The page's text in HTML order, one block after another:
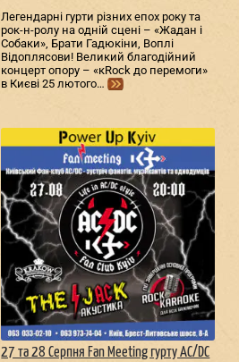
Легендарні гурти різних епох року та
рок-н-ролу на одній сцені – «Жадан і
Собаки», Брати Гадюкіни, Воплі
Відоплясови! Великий благодійний
концерт опору – «кRock до перемоги»
в Києві 25 лютого…
27 та 28 Серпня Fan Meeting гурту AC/DС